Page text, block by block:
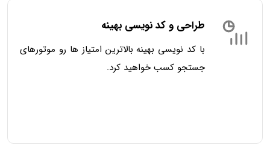
طراحی و کد نویسی بهینه
با کد نویسی بهینه بالاترین امتیاز ها رو موتورهای
جستجو کسب خواهید کرد.